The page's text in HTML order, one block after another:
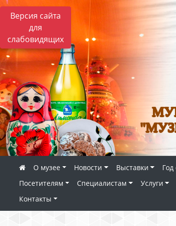
Версия сайта
для
слабовидящих
О музее Новости Выставки
Посетителям
Специалистам Услуги
Контакты